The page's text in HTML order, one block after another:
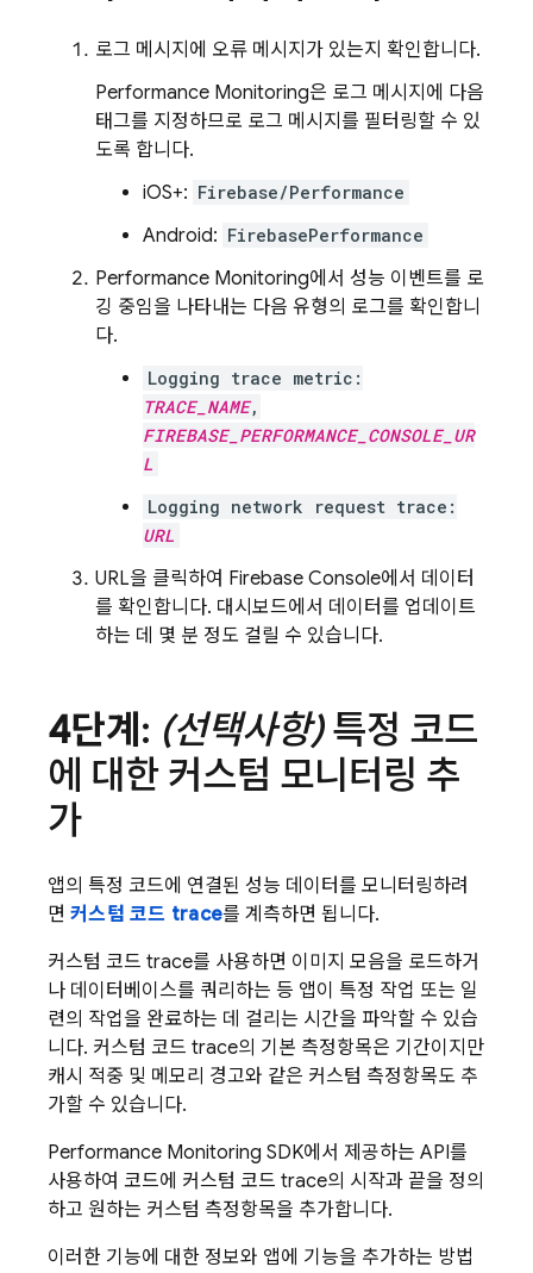
로그 메시지에 오류 메시지가 있는지 확인합니다.
Performance Monitoring은 로그 메시지에 다음
태그를 지정하므로 로그 메시지를 필터링할 수 있
도록 합니다.
iOS+: Firebase/Performance
Android: FirebasePerformance
Performance Monitoring에서 성능 이벤트를 로
깅 중임을 나타내는 다음 유형의 로그를 확인합니
다.
Logging trace metric:
TRACE_NAME,
FIREBASE_PERFORMANCE_CONSOLE_UR
L
Logging network request trace:
URL
URL을 클릭하여 Firebase Console에서 데이터
를 확인합니다. 대시보드에서 데이터를 업데이트
하는 데 몇 분 정도 걸릴 수 있습니다.
4단계 : (선택사항)특정 코드
에 대한 커스텀 모니터링 추
가
앱의 특정 코드에 연결된 성능 데이터를 모니터링하려
면 커스텀 코드 trace를 계측하면 됩니다.
커스텀 코드 trace를 사용하면 이미지 모음을 로드하거
나 데이터베이스를 쿼리하는 등 앱이 특정 작업 또는 일
련의 작업을 완료하는 데 걸리는 시간을 파악할 수 있습
니다. 커스텀 코드 trace의 기본 측정항목은 기간이지만
캐시 적중 및 메모리 경고와 같은 커스텀 측정항목도 추
가할 수 있습니다.
Performance Monitoring SDK에서 제공하는 API를
사용하여 코드에 커스텀 코드 trace의 시작과 끝을 정의
하고 원하는 커스텀 측정항목을 추가합니다.
이러한 기능에 대한 정보와 앱에 기능을 추가하는 방법